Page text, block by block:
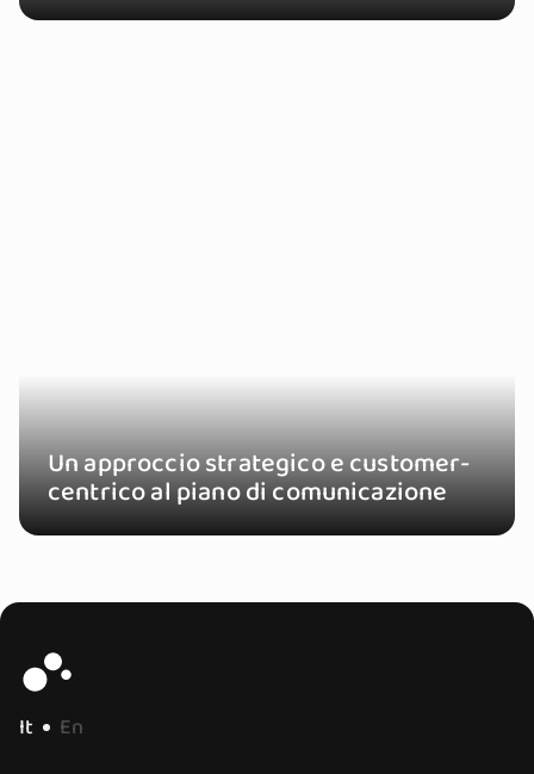
Un approccio strategico e customer-
centrico al piano di comunicazione
It
En